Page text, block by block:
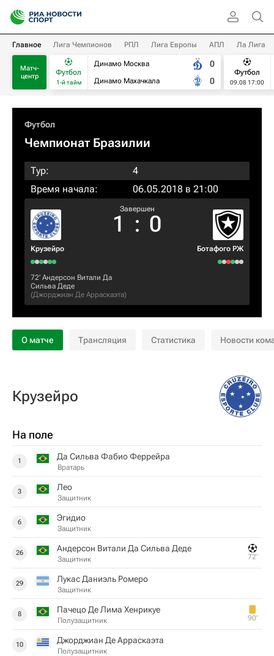
Главное Лига Чемпионов РПЛ Лига Европы АПЛ Ла Лига
Матч-
центр
Футбол
1-й тайм
Динамо Москва
Динамо Махачкала
0
0
Футбол
09.08 17:00
Футбол
Чемпионат Бразилии
Тур:
4
Время начала:
06.05.2018 в 21:00
Крузейро
Завершен
1 : 0
Ботафого РЖ
72‎’‎ Андерсон Витали Да
Сильва Деде
(Джорджиан Де Арраскаэта)
О матче Трансляция Статистика Новости
Крузейро
На поле
1 Да Сильва Фабио Феррейра
Вратарь
3 Лео
Защитник
6 Эгидио
Защитник
26 Андерсон Витали Да Сильва Деде
Защитник 72‎’‎
29 Лукас Даниэль Ромеро
Защитник
8 Пачецо Де Лима Хенрикуе
Полузащитник 90‎’‎
10 Джорджиан Де Арраскаэта
Полузащитник